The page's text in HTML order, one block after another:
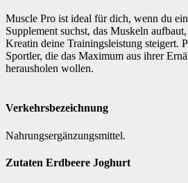
Muscle Pro ist ideal für dich, wenn du
Supplement suchst, das Muskeln
Kreatin deine Trainingsleistung steigert.
Sportler, die das Maximum aus ihrer
herausholen wollen.
Verkehrsbezeichnung
Nahrungsergänzungsmittel.
Zutaten Erdbeere Joghurt